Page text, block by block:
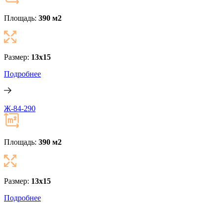
Площадь: 390 м2
Размер: 13x15
Подробнее
Ж-84-290
Площадь: 390 м2
Размер: 13x15
Подробнее